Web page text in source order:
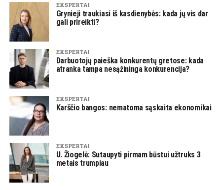
EKSPERTAI
Grynieji traukiasi iš kasdienybės: kada jų vis dar
gali prireikti?
EKSPERTAI
Darbuotojų paieška konkurentų gretose: kada
atranka tampa nesąžininga konkurencija?
EKSPERTAI
Karščio bangos: nematoma sąskaita ekonomikai
EKSPERTAI
U. Žiogelė: Sutaupyti pirmam būstui užtruks 3
metais trumpiau